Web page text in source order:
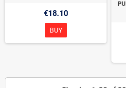
€18.10
BUY